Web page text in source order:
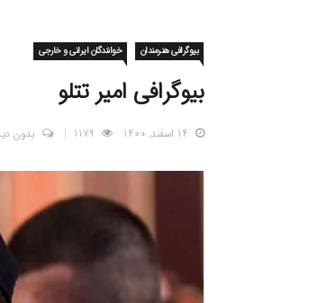
بیوگرافی هنرمندان خوانندگان ایرانی و خارجی
بیوگرافی امیر تتلو
14 اسفند, 1400 بدون